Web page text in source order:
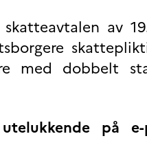
av
med dobbelt
på